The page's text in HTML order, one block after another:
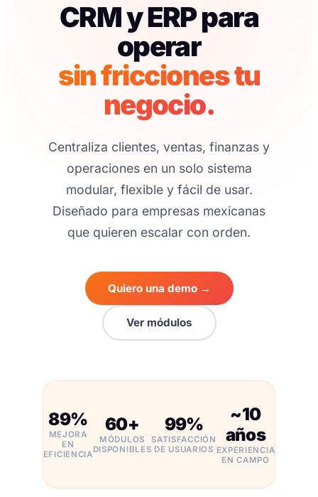
CRM y ERP para
operar
sin fricciones tu
negocio.
Centraliza clientes, ventas, finanzas y
operaciones en un solo sistema
modular, flexible y fácil de usar.
Diseñado para empresas mexicanas
que quieren escalar con orden.
Quiero una demo →
Ver módulos
89%
MEJORA
EN
EFICIENCIA
60+
MÓDULOS
DISPONIBLES
99%
SATISFACCIÓN
DE USUARIOS
~10
años
EXPERIENCIA
EN CAMPO